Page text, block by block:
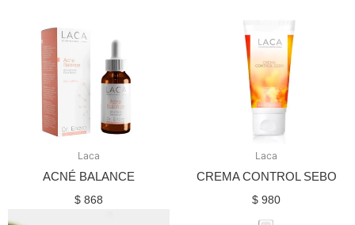
Laca
ACNÉ BALANCE
$ 868
Laca
CREMA CONTROL SEBO
$ 980